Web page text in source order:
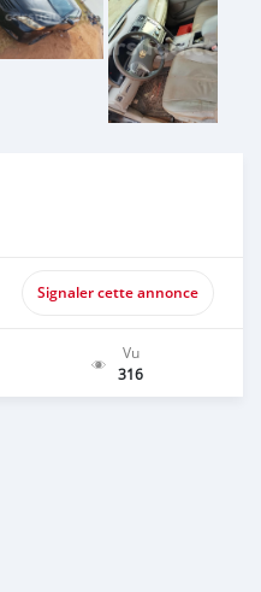
Signaler cette annonce
Vu
316